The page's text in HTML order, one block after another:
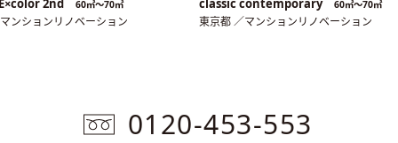
60㎡〜70㎡
ンションリノベーション
60㎡〜70㎡
東京都 ／マンションリノベーション
0120-453-553